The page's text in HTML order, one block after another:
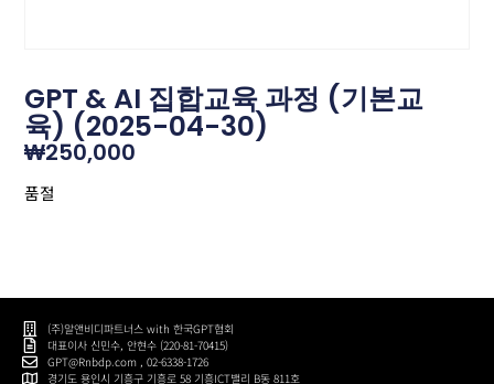
GPT & AI 집합교육 과정 (기본교
육) (2025-04-30)
₩250,000
품절
(주)알앤비디파트너스 with 한국GPT협회
대표이사 신민수, 안현수 (220-81-70415)
GPT@Rnbdp.com , 02-6338-1726
경기도 용인시 기흥구 기흥로 58 기흥ICT밸리 B동 811호